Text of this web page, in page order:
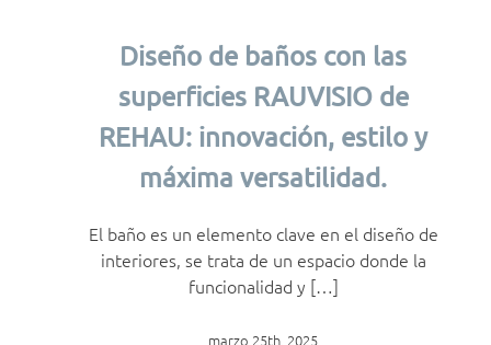
Diseño de baños con las
superficies RAUVISIO de
REHAU: innovación, estilo y
máxima versatilidad.
El baño es un elemento clave en el diseño de
interiores, se trata de un espacio donde la
funcionalidad y […]
marzo 25th, 2025